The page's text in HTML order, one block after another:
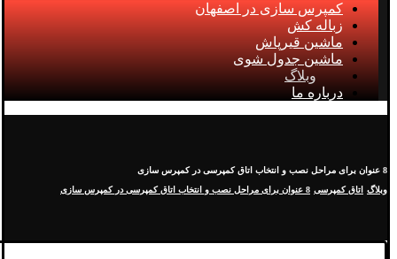
کمپرس سازی در اصفهان
زباله کش
ماشین قیرپاش
ماشین جدول شوی
وبلاگ
درباره ما
8 عنوان برای مراحل نصب و انتخاب اتاق کمپرسی در کمپرس سازی
وبلاگ اتاق کمپرسی 8 عنوان برای مراحل نصب و انتخاب اتاق کمپرسی در کمپرس سازی